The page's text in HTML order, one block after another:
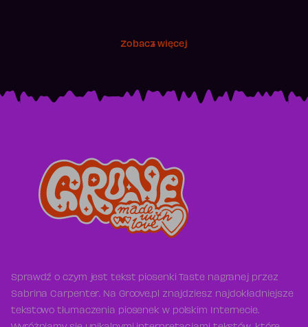
Zobacz więcej
Sprawdź o czym jest tekst piosenki Taste nagranej przez
Sabrina Carpenter. Na Groove.pl znajdziesz najdokładniejsze
tekstowo tłumaczenia piosenek w polskim Internecie.